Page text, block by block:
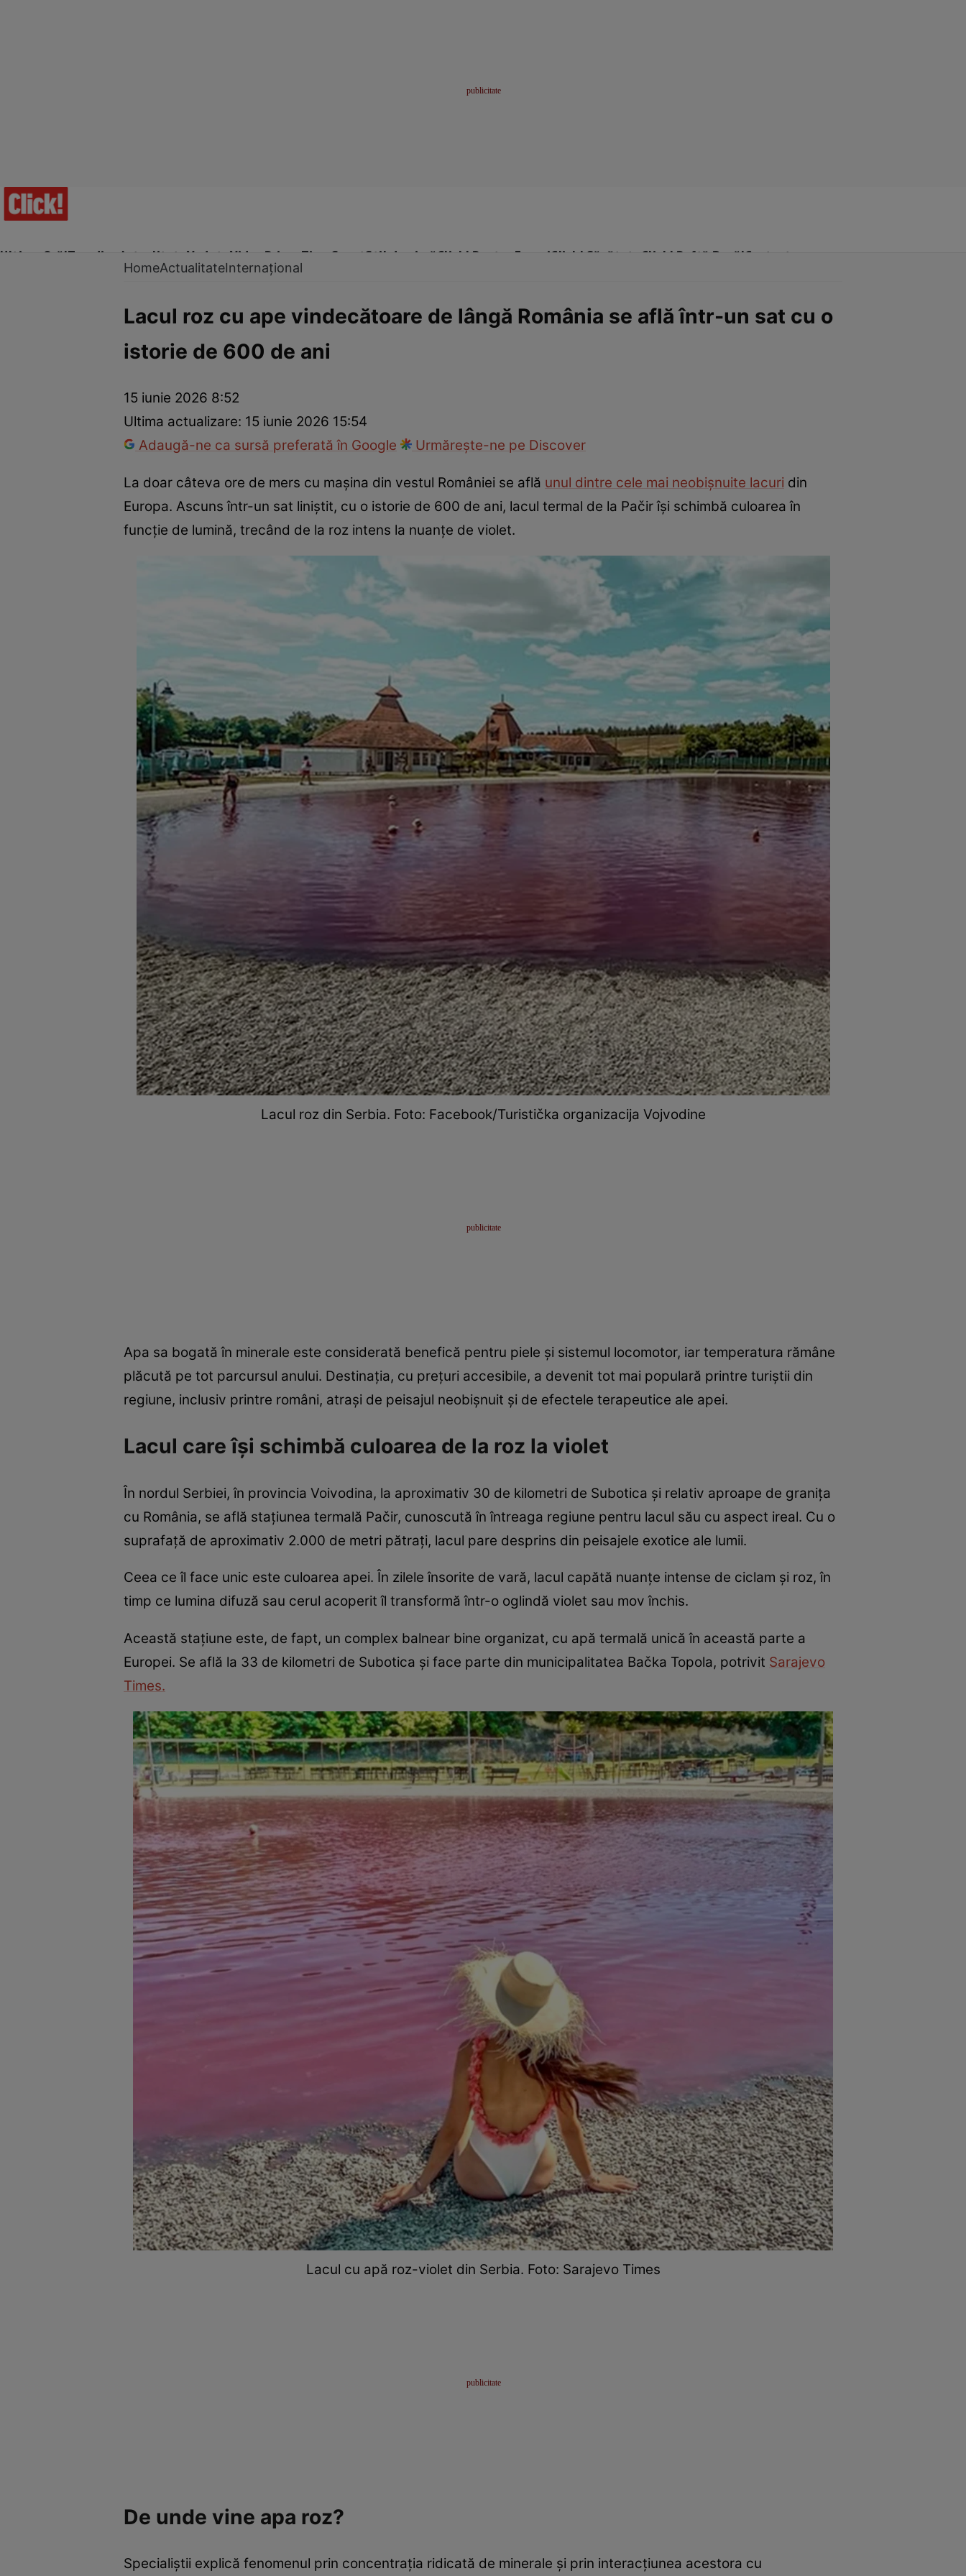
Ultima Oră!Trending Actualitate Vedete Video Prime Time SportStil de viațăClick! Pentru FemeiClick! Sănătate Click! Poftă Bună!Contact
InternaționalFapt divers Tehnologie
HomeActualitateInternațional
Lacul roz cu ape vindecătoare de lângă România se află într-un sat cu o
istorie de 600 de ani
15 iunie 2026 8:52
Ultima actualizare: 15 iunie 2026 15:54
Adaugă-ne ca sursă preferată în Google
Urmărește-ne pe Discover
La doar câteva ore de mers cu mașina din vestul României se află unul dintre cele mai neobișnuite lacuri din
Europa. Ascuns într-un sat liniștit, cu o istorie de 600 de ani, lacul termal de la Pačir își schimbă culoarea în
funcție de lumină, trecând de la roz intens la nuanțe de violet.
Lacul roz din Serbia. Foto: Facebook/Turistička organizacija Vojvodine
Apa sa bogată în minerale este considerată benefică pentru piele și sistemul locomotor, iar temperatura rămâne
plăcută pe tot parcursul anului. Destinația, cu prețuri accesibile, a devenit tot mai populară printre turiștii din
regiune, inclusiv printre români, atrași de peisajul neobișnuit și de efectele terapeutice ale apei.
Lacul care își schimbă culoarea de la roz la violet
În nordul Serbiei, în provincia Voivodina, la aproximativ 30 de kilometri de Subotica și relativ aproape de granița
cu România, se află stațiunea termală Pačir, cunoscută în întreaga regiune pentru lacul său cu aspect ireal. Cu o
suprafață de aproximativ 2.000 de metri pătrați, lacul pare desprins din peisajele exotice ale lumii.
Ceea ce îl face unic este culoarea apei. În zilele însorite de vară, lacul capătă nuanțe intense de ciclam și roz, în
timp ce lumina difuză sau cerul acoperit îl transformă într-o oglindă violet sau mov închis.
Această stațiune este, de fapt, un complex balnear bine organizat, cu apă termală unică în această parte a
Europei. Se află la 33 de kilometri de Subotica și face parte din municipalitatea Bačka Topola, potrivit Sarajevo
Times.
Lacul cu apă roz-violet din Serbia. Foto: Sarajevo Times
De unde vine apa roz?
Specialiștii explică fenomenul prin concentrația ridicată de minerale și prin interacțiunea acestora cu